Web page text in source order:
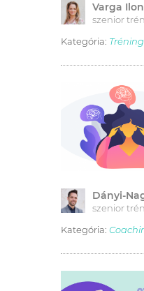
Varga
szenior
Kategória: Tréning
Dányi-
szenior
Kategória: